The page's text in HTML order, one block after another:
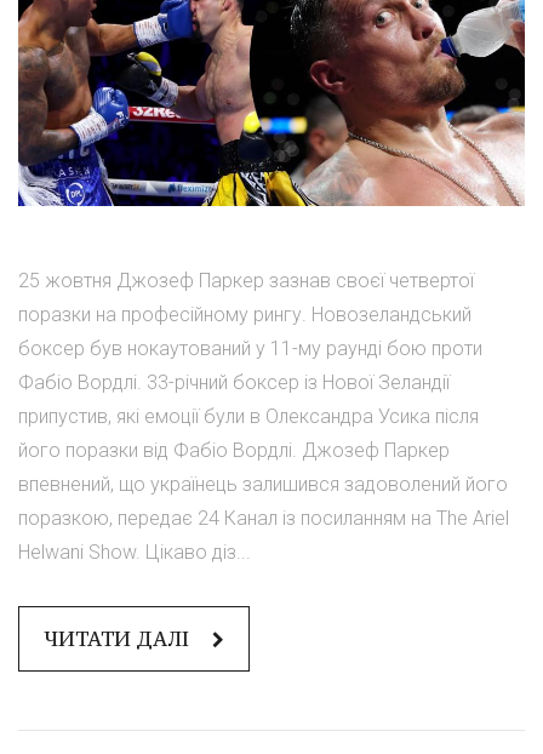
25 жовтня Джозеф Паркер зазнав своєї четвертої
поразки на професійному рингу. Новозеландський
боксер був нокаутований у 11-му раунді бою проти
Фабіо Вордлі. 33-річний боксер із Нової Зеландії
припустив, які емоції були в Олександра Усика після
його поразки від Фабіо Вордлі. Джозеф Паркер
впевнений, що українець залишився задоволений його
поразкою, передає 24 Канал із посиланням на The Ariel
Helwani Show. Цікаво діз...
ЧИТАТИ ДАЛІ